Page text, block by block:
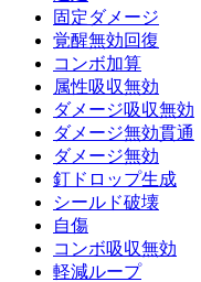
固定ダメージ
覚醒無効回復
コンボ加算
属性吸収無効
ダメージ吸収無効
ダメージ無効貫通
ダメージ無効
釘ドロップ生成
シールド破壊
自傷
コンボ吸収無効
軽減ループ